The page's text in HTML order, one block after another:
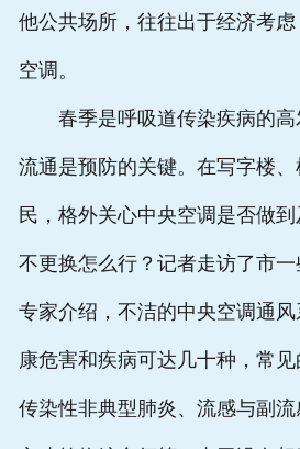
他公共场所，往往出于经济考
空调。
春季是呼吸道传染疾病的高
流通是预防的关键。在写字楼
民，格外关心中央空调是否做
不更换怎么行？记者走访了市
专家介绍，不洁的中央空调通
康危害和疾病可达几十种，常见
传染性非典型肺炎、流感与副